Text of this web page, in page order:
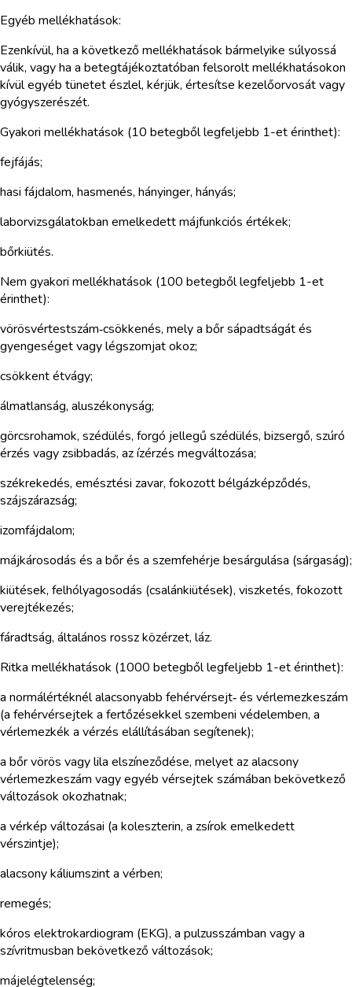
Egyéb mellékhatások:
Ezenkívül, ha a következő mellékhatások bármelyike súlyossá
válik, vagy ha a betegtájékoztatóban felsorolt mellékhatásokon
kívül egyéb tünetet észlel, kérjük, értesítse kezelőorvosát vagy
gyógyszerészét.
Gyakori mellékhatások (10 betegből legfeljebb 1-et érinthet):
fejfájás;
hasi fájdalom, hasmenés, hányinger, hányás;
laborvizsgálatokban emelkedett májfunkciós értékek;
bőrkiütés.
Nem gyakori mellékhatások (100 betegből legfeljebb 1-et
érinthet):
vörösvértestszám‑csökkenés, mely a bőr sápadtságát és
gyengeséget vagy légszomjat okoz;
csökkent étvágy;
álmatlanság, aluszékonyság;
görcsrohamok, szédülés, forgó jellegű szédülés, bizsergő, szúró
érzés vagy zsibbadás, az ízérzés megváltozása;
székrekedés, emésztési zavar, fokozott bélgázképződés,
szájszárazság;
izomfájdalom;
májkárosodás és a bőr és a szemfehérje besárgulása (sárgaság);
kiütések, felhólyagosodás (csalánkiütések), viszketés, fokozott
verejtékezés;
fáradtság, általános rossz közérzet, láz.
Ritka mellékhatások (1000 betegből legfeljebb 1-et érinthet):
a normálértéknél alacsonyabb fehérvérsejt‑ és vérlemezkeszám
(a fehérvérsejtek a fertőzésekkel szembeni védelemben, a
vérlemezkék a vérzés elállításában segítenek);
a bőr vörös vagy lila elszíneződése, melyet az alacsony
vérlemezkeszám vagy egyéb vérsejtek számában bekövetkező
változások okozhatnak;
a vérkép változásai (a koleszterin, a zsírok emelkedett
vérszintje);
alacsony káliumszint a vérben;
remegés;
kóros elektrokardiogram (EKG), a pulzusszámban vagy a
szívritmusban bekövetkező változások;
májelégtelenség;